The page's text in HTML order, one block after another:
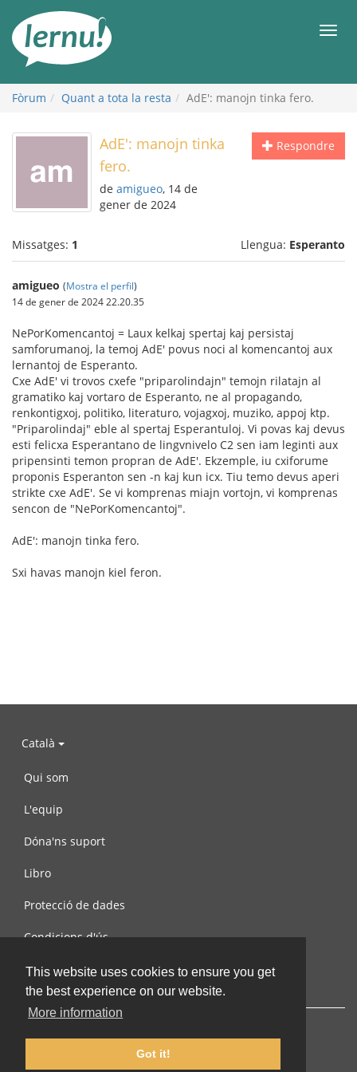
This website uses cookies to ensure you get
the best experience on our website.
More information
Got it!
contingut
Fòrum Quant a tota la resta AdE': manojn tinka fero.
Respondre
AdE': manojn tinka
fero.
de amigueo, 14 de
gener de 2024
Missatges: 1 Llengua: Esperanto
amigueo (Mostra el perfil)
14 de gener de 2024 22.20.35
NePorKomencantoj = Laux kelkaj spertaj kaj persistaj
samforumanoj, la temoj AdE' povus noci al komencantoj aux
lernantoj de Esperanto.
Cxe AdE' vi trovos cxefe "priparolindajn" temojn rilatajn al
gramatiko kaj vortaro de Esperanto, ne al propagando,
renkontigxoj, politiko, literaturo, vojagxoj, muziko, appoj ktp.
"Priparolindaj" eble al spertaj Esperantuloj. Vi povas kaj devus
esti felicxa Esperantano de lingvnivelo C2 sen iam leginti aux
pripensinti temon propran de AdE'. Ekzemple, iu cxiforume
proponis Esperanton sen -n kaj kun icx. Tiu temo devus aperi
strikte cxe AdE'. Se vi komprenas miajn vortojn, vi komprenas
sencon de "NePorKomencantoj".
AdE': manojn tinka fero.
Sxi havas manojn kiel feron.
Català
Qui som
L'equip
Dóna'ns suport
Libro
Protecció de dades
Condicions d'ús
Contacta amb nosaltres